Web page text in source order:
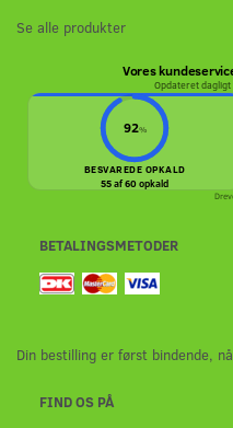
Se alle produkter
Vores
Opdateret
92%
BESVAREDE OPKALD
55 af 60 opkald
BETALINGSMETODER
Din bestilling er først bindende,
FIND OS PÅ